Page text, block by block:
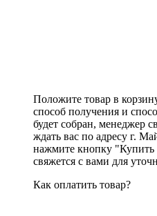
Положите товар в
способ получения и
будет собран, менеджер
ждать вас по адресу г.
нажмите кнопку
свяжется с вами для
Как оплатить товар?